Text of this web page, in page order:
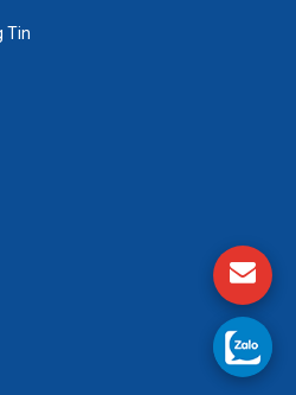
bản của dòng
Tin